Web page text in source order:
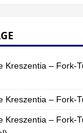
Kreszentia – Fork-
Kreszentia – Fork-
Kreszentia – Fork-